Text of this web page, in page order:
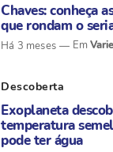
Chaves: conheça
que rondam o
Há 3 meses
Descoberta
Exoplaneta
temperatura
pode ter água